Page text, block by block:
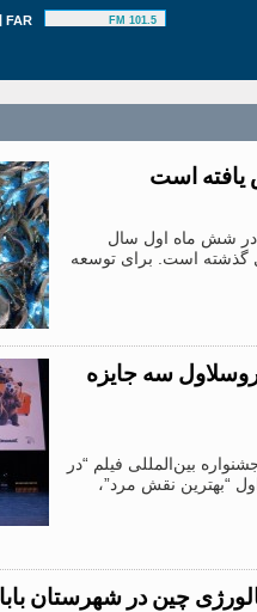
| FAR 101.5 FM
که در شش ماه اول سال
از مدت مشابه سال گذشته است. برای توسعه
سه جایزه
جشنواره بین‌المللی فیلم “در
“بهترین نقش مرد”،
چین در شهرستان